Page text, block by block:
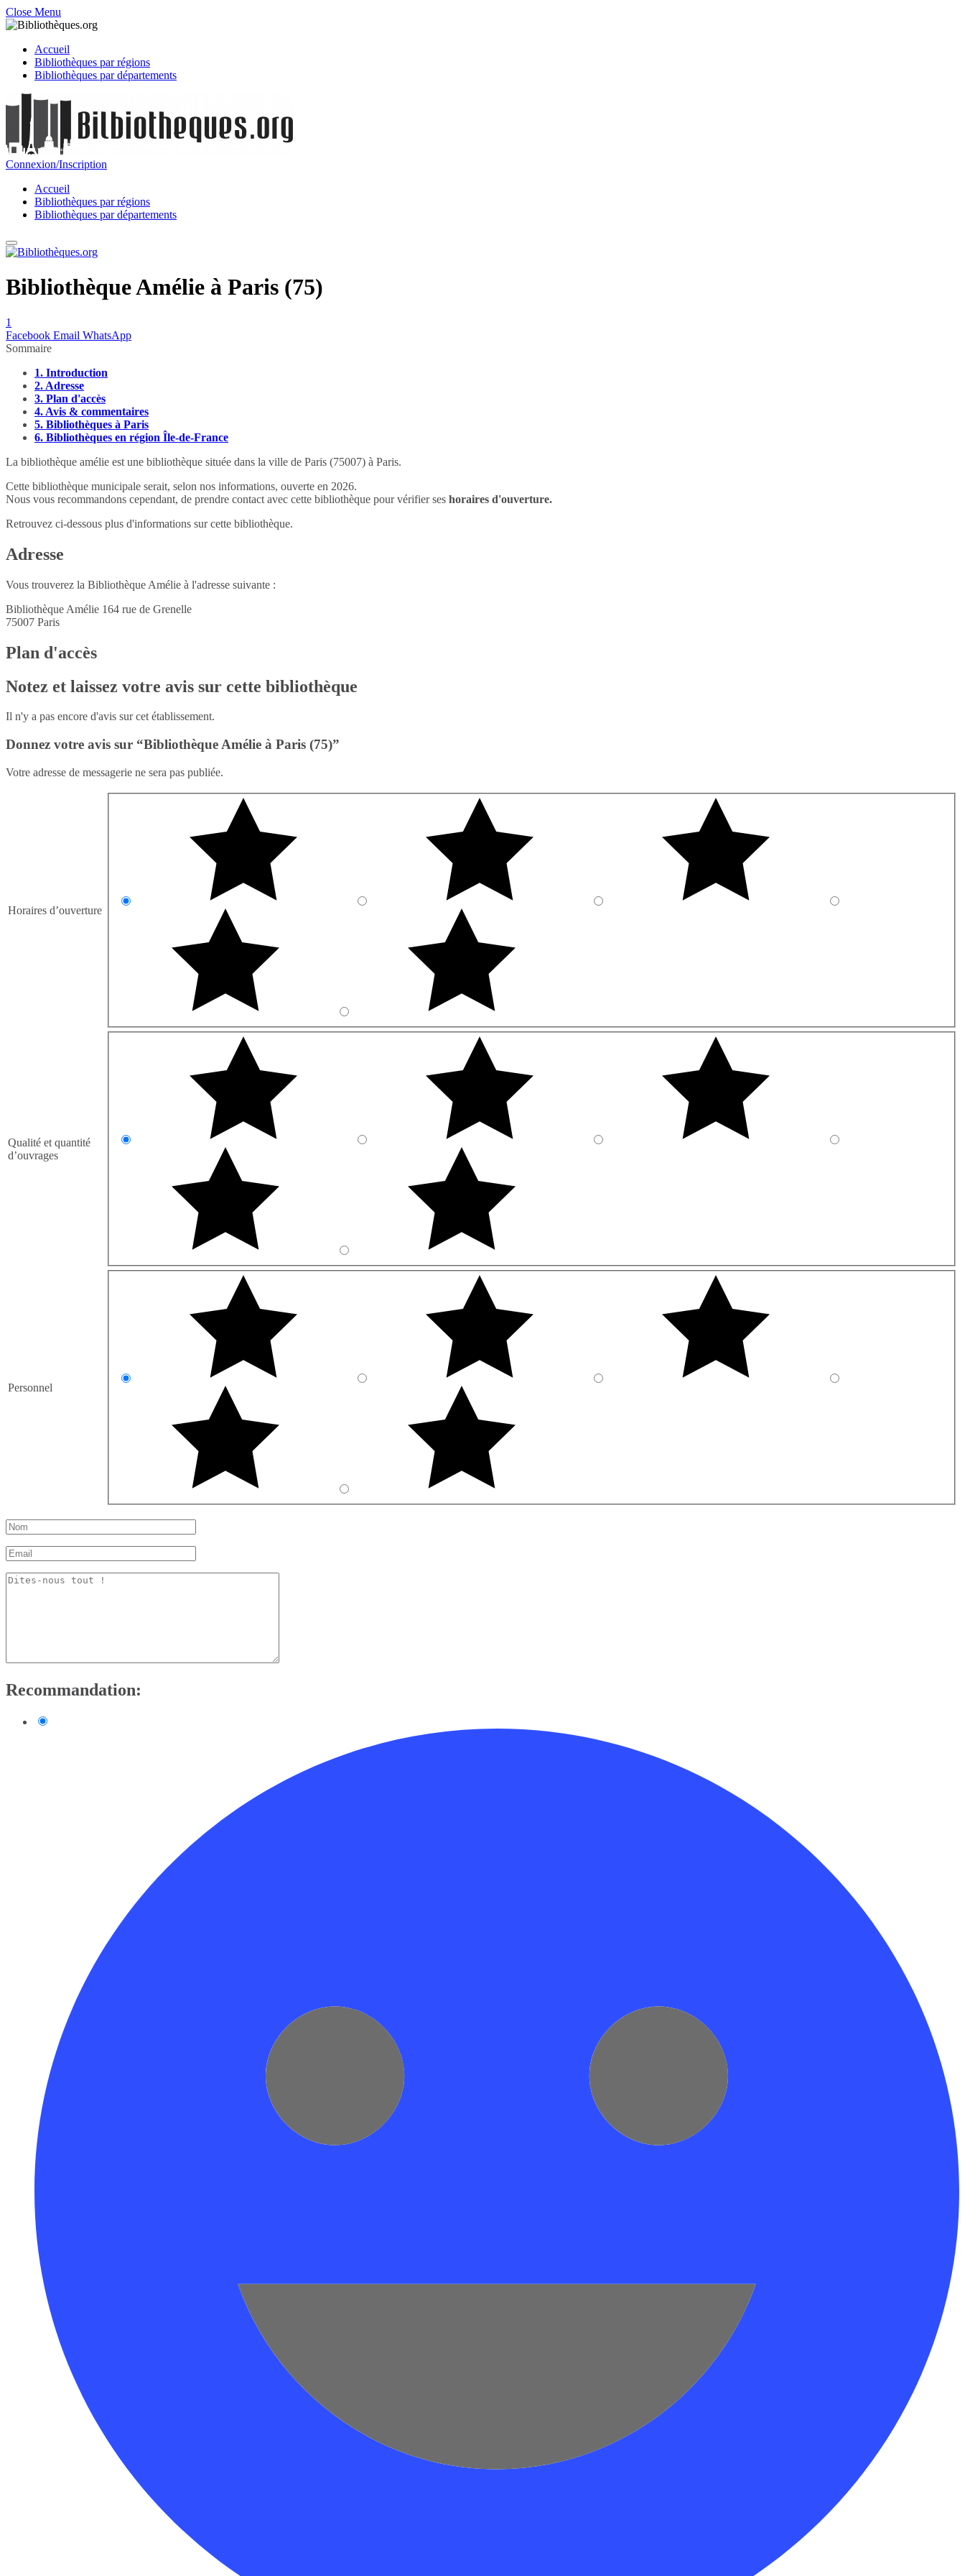
Close Menu
Accueil
Bibliothèques par régions
Bibliothèques par départements
Connexion/Inscription
Accueil
Bibliothèques par régions
Bibliothèques par départements
Bibliothèque Amélie à Paris (75)
1
Facebook Email WhatsApp
Sommaire
1. Introduction
2. Adresse
3. Plan d'accès
4. Avis & commentaires
5. Bibliothèques à Paris
6. Bibliothèques en région Île-de-France
La bibliothèque amélie est une bibliothèque située dans la ville de Paris (75007) à Paris.
Cette bibliothèque municipale serait, selon nos informations, ouverte en 2026.
Nous vous recommandons cependant, de prendre contact avec cette bibliothèque pour vérifier ses horaires d'ouverture.
Retrouvez ci-dessous plus d'informations sur cette bibliothèque.
Adresse
Vous trouverez la Bibliothèque Amélie à l'adresse suivante :
Bibliothèque Amélie 164 rue de Grenelle
75007 Paris
Plan d'accès
Notez et laissez votre avis sur cette bibliothèque
Il n'y a pas encore d'avis sur cet établissement.
Donnez votre avis sur “Bibliothèque Amélie à Paris (75)”
Votre adresse de messagerie ne sera pas publiée.
Horaires d’ouverture
Qualité et quantité
d’ouvrages
Personnel
Recommandation: